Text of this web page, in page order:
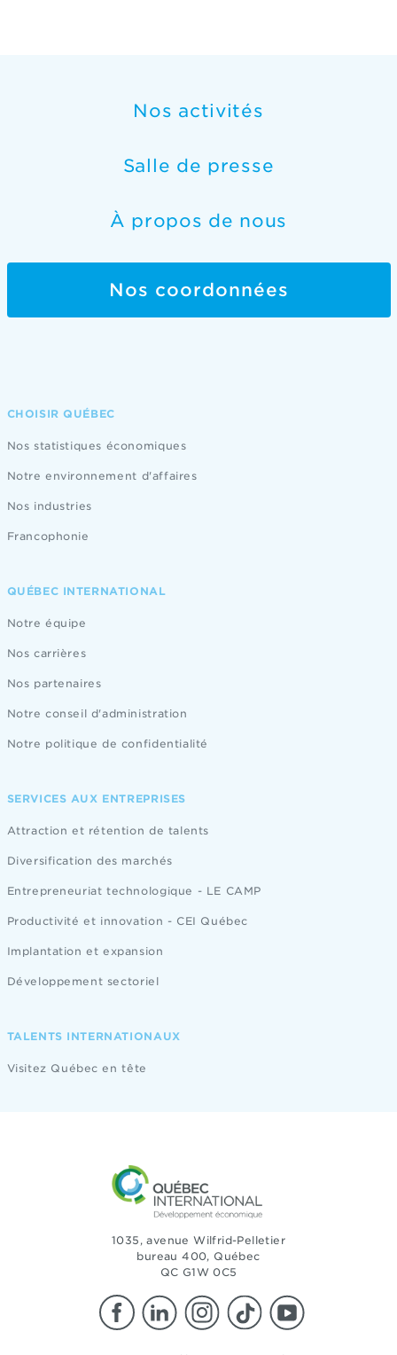
Nos activités
Salle de presse
À propos de nous
Nos coordonnées
CHOISIR QUÉBEC
Nos statistiques économiques
Notre environnement d'affaires
Nos industries
Francophonie
QUÉBEC INTERNATIONAL
Notre équipe
Nos carrières
Nos partenaires
Notre conseil d'administration
Notre politique de confidentialité
SERVICES AUX ENTREPRISES
Attraction et rétention de talents
Diversification des marchés
Entrepreneuriat technologique - LE CAMP
Productivité et innovation - CEI Québec
Implantation et expansion
Développement sectoriel
TALENTS INTERNATIONAUX
Visitez Québec en tête
1035, avenue Wilfrid-Pelletier
bureau 400, Québec
QC G1W 0C5